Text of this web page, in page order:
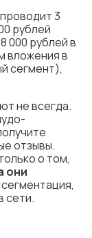
3
рублей
000 рублей в
вложения в
сегмент),
не всегда.
отзывы.
о том,
они
сети.